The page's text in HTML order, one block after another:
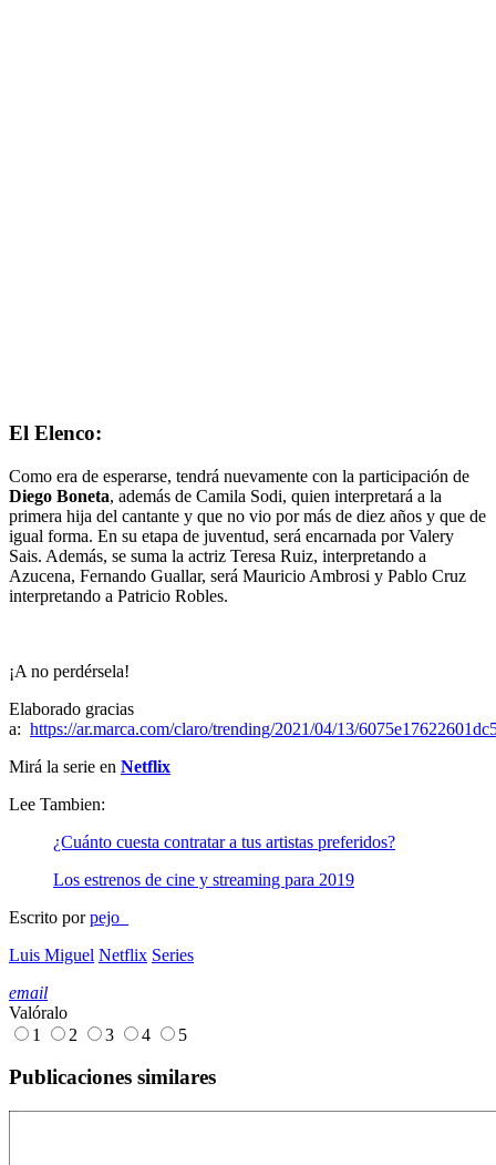
El Elenco:
Como era de esperarse, tendrá nuevamente con la participación de
Diego Boneta, además de Camila Sodi, quien interpretará a la
primera hija del cantante y que no vio por más de diez años y que de
igual forma. En su etapa de juventud, será encarnada por Valery
Sais. Además, se suma la actriz Teresa Ruiz, interpretando a
Azucena, Fernando Guallar, será Mauricio Ambrosi y Pablo Cruz
interpretando a Patricio Robles.
¡A no perdérsela!
Elaborado gracias
a: https://ar.marca.com/claro/trending/2021/04/13/
Mirá la serie en Netflix
Lee Tambien:
¿Cuánto cuesta contratar a tus artistas preferidos?
Los estrenos de cine y streaming para 2019
Escrito porpejo_
Luis Miguel Netflix Series
email
Valóralo
1
2 3 4 5
Publicaciones similares